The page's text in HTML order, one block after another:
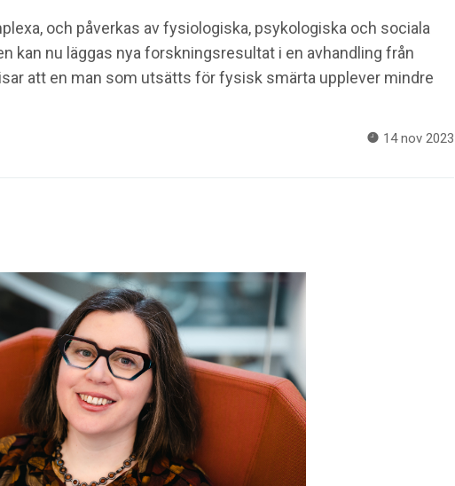
och påverkas av fysiologiska, psykologiska och sociala
kan nu läggas nya forskningsresultat i en avhandling från
att en man som utsätts för fysisk smärta upplever mindre
14 nov 2023